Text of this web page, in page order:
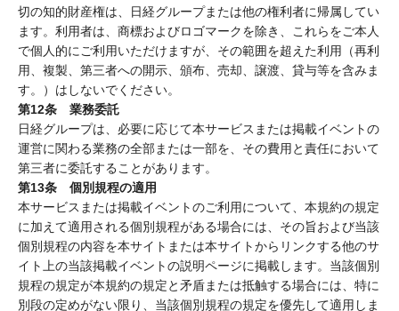
切の知的財産権は、日経グループまたは他の権利者に帰属してい
ます。利用者は、商標およびロゴマークを除き、これらをご本人
で個人的にご利用いただけますが、その範囲を超えた利用（再利
用、複製、第三者への開示、頒布、売却、譲渡、貸与等を含みま
す。）はしないでください。
第12条 業務委託
日経グループは、必要に応じて本サービスまたは掲載イベントの
運営に関わる業務の全部または一部を、その費用と責任において
第三者に委託することがあります。
第13条 個別規程の適用
本サービスまたは掲載イベントのご利用について、本規約の規定
に加えて適用される個別規程がある場合には、その旨および当該
個別規程の内容を本サイトまたは本サイトからリンクする他のサ
イト上の当該掲載イベントの説明ページに掲載します。当該個別
規程の規定が本規約の規定と矛盾または抵触する場合には、特に
別段の定めがない限り、当該個別規程の規定を優先して適用しま